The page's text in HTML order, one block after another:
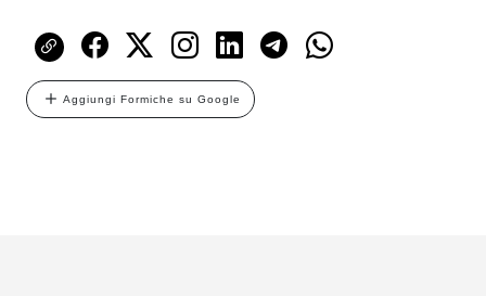
Aggiungi Formiche su Google